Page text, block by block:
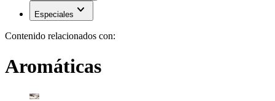
Especiales expand_more
Contenido relacionados con:
Aromáticas